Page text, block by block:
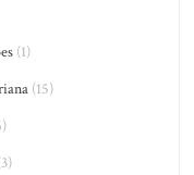
(1)
(15)